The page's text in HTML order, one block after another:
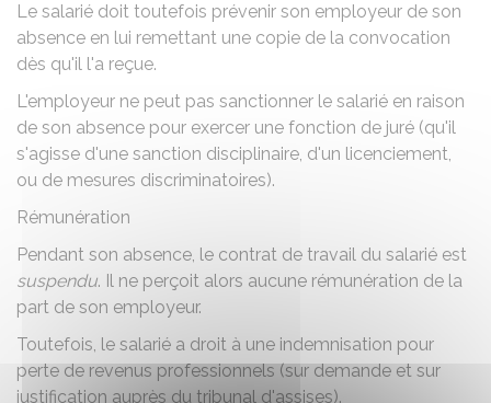
Le salarié doit toutefois prévenir son employeur de son
absence en lui remettant une copie de la convocation
dès qu'il l'a reçue.
L'employeur ne peut pas sanctionner le salarié en raison
de son absence pour exercer une fonction de juré (qu'il
s'agisse d'une sanction disciplinaire, d'un licenciement,
ou de mesures discriminatoires).
Rémunération
Pendant son absence, le contrat de travail du salarié est
suspendu. Il ne perçoit alors aucune rémunération de la
part de son employeur.
Toutefois, le salarié a droit à une indemnisation pour
perte de revenus professionnels (sur demande et sur
justification auprès du tribunal d'assises).